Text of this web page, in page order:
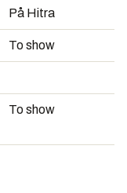
På Hitra
To show
To show